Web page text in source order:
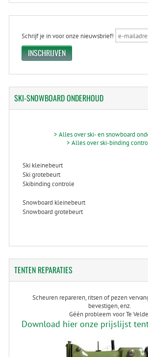
Schrijf je in voor onze nieuwsbrief!
SKI-SNOWBOARDONDERHOUD
> Alles over ski- en snowboard
> Alles over ski-binding
Ski kleinebeurt
Ski grotebeurt
Skibinding controle
Snowboard kleinebeurt
Snowboard grotebeurt
TENTENREPARATIES
Scheuren repareren, ritsen of pezen
bevestigen, enz.
Géén probleem voor Te
Download hier onze prijslijst